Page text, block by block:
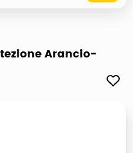
Arancio-